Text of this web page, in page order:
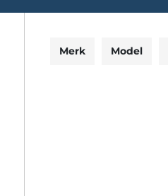
Merk Model